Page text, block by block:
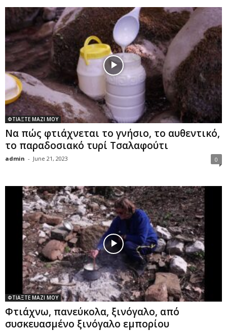
ΦΤΙΑΞΤΕ ΜΑΖΙ ΜΟΥ
Να πώς φτιάχνεται το γνήσιο, το αυθεντικό,
το παραδοσιακό τυρί Τσαλαφούτι
admin - June 21, 2023 0
ΦΤΙΑΞΤΕ ΜΑΖΙ ΜΟΥ
Φτιάχνω, πανεύκολα, ξινόγαλο, από
συσκευασμένο ξινόγαλο εμπορίου